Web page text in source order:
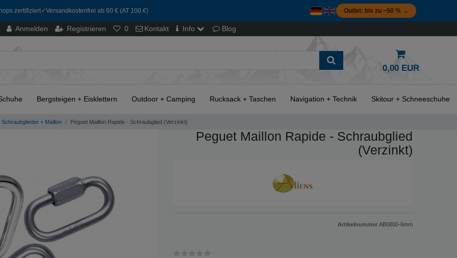
zertifiziert✓Versandkostenfrei ab 60 € (AT 100 €) Outlet: bis zu −50 % →
Anmelden Registrieren 0 Kontakt Info Blog
0,00 EUR
Bergsteigen + Eisklettern Outdoor + Camping Rucksack + Taschen Navigation + Technik Skitour + Schneeschuhe
Schraubglieder + Maillon Peguet Maillon Rapide - Schraubglied (Verzinkt)
Peguet Maillon Rapide - Schraubglied
(Verzinkt)
Artikelnummer AB0800-6mm